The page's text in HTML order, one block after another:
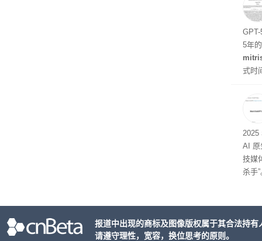
题
5年
式时
2025
AI 原
技媒
杀手
报道中出现的商标及图像版权属于其合法持
请遵守理性，宽容，换位思考的原则。